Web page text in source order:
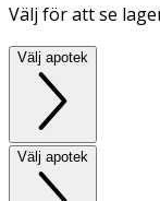
Välj för att se
Välj apotek
Välj apotek